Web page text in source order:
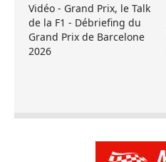
Vidéo - Grand Prix, le Talk
de la F1 - Débriefing du
Grand Prix de Barcelone
2026